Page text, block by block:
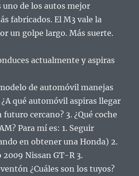
uno de los autos mejor
fabricados. El M3 vale la
un golpe largo. Más suerte.
actualmente y aspiras
de automóvil manejas
¿A qué automóvil aspiras llegar
futuro cercano? 3. ¿Qué coche
Para mí es: 1. Seguir
en obtener una Honda) 2.
2009 Nissan GT-R 3.
¿Cuáles son los tuyos?